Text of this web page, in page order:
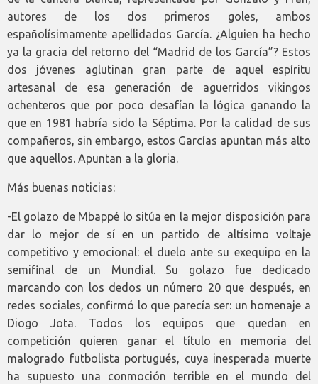
autores de los dos primeros goles, ambos
españolísimamente apellidados García. ¿Alguien ha hecho
ya la gracia del retorno del “Madrid de los García”? Estos
dos jóvenes aglutinan gran parte de aquel espíritu
artesanal de esa generación de aguerridos vikingos
ochenteros que por poco desafían la lógica ganando la
que en 1981 habría sido la Séptima. Por la calidad de sus
compañeros, sin embargo, estos Garcías apuntan más alto
que aquellos. Apuntan a la gloria.
Más buenas noticias:
-El golazo de Mbappé lo sitúa en la mejor disposición para
dar lo mejor de sí en un partido de altísimo voltaje
competitivo y emocional: el duelo ante su exequipo en la
semifinal de un Mundial. Su golazo fue dedicado
marcando con los dedos un número 20 que después, en
redes sociales, confirmó lo que parecía ser: un homenaje a
Diogo Jota. Todos los equipos que quedan en
competición quieren ganar el título en memoria del
malogrado futbolista portugués, cuya inesperada muerte
ha supuesto una conmoción terrible en el mundo del